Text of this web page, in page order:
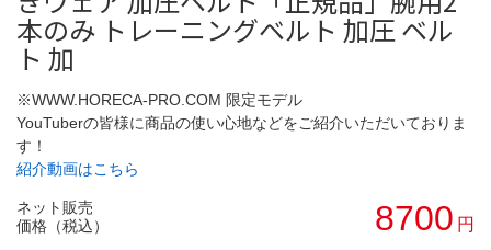
本のみ トレーニングベルト 加圧 ベル
ト 加
※WWW.HORECA-PRO.COM 限定モデル
YouTuberの皆様に商品の使い心地などをご紹介いただいておりま
す！
紹介動画はこちら
ネット販売
価格（税込）
8700 円